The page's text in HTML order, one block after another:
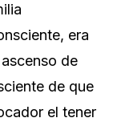
era
de
de que
el tener